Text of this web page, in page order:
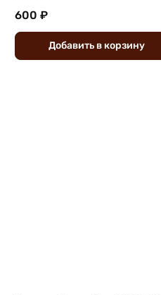
600 ₽
Добавить вкорзину